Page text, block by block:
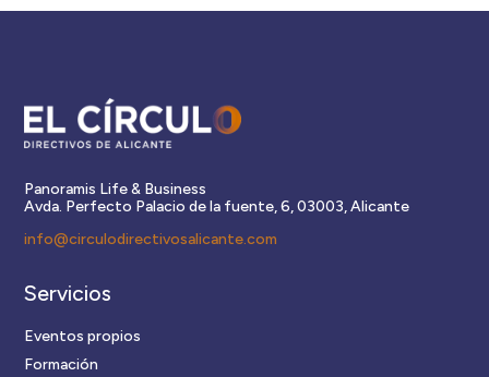
Panoramis Life & Business
Avda. Perfecto Palacio de la fuente, 6, 03003, Alicante
info@circulodirectivosalicante.com
Servicios
Eventos propios
Formación